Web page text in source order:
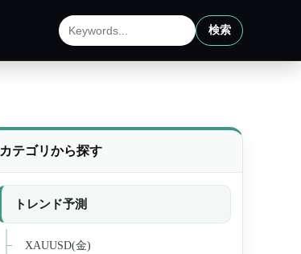
サイト内検索 検索
カテゴリから探す
トレンド予測
XAUUSD(金)